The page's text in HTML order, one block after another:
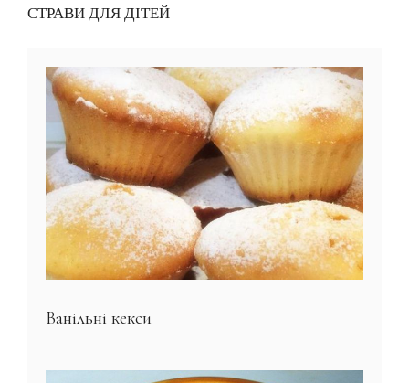
СТРАВИ ДЛЯ ДІТЕЙ
Ванільні кекси